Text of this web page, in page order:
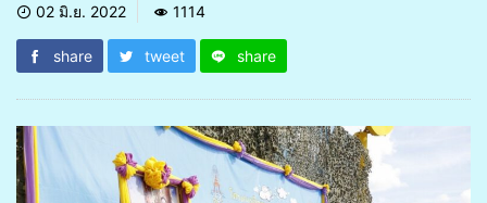
02 มิ.ย. 2022 1114
share tweet share